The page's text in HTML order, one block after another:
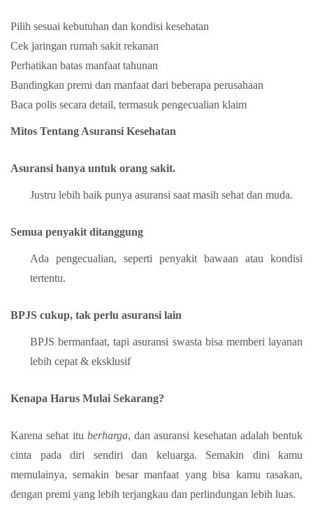
Pilih sesuai kebutuhan dan kondisi kesehatan
Cek jaringan rumah sakit rekanan
Perhatikan batas manfaat tahunan
Bandingkan premi dan manfaat dari beberapa perusahaan
Baca polis secara detail, termasuk pengecualian klaim
Mitos Tentang Asuransi Kesehatan
Asuransi hanya untuk orang sakit.
Justru lebih baik punya asuransi saat masih sehat dan muda.
Semua penyakit ditanggung
Ada pengecualian, seperti penyakit bawaan atau kondisi
tertentu.
BPJS cukup, tak perlu asuransi lain
BPJS bermanfaat, tapi asuransi swasta bisa memberi layanan
lebih cepat & eksklusif
Kenapa Harus Mulai Sekarang?
Karena sehat itu berharga, dan asuransi kesehatan adalah bentuk
cinta pada diri sendiri dan keluarga. Semakin dini kamu
memulainya, semakin besar manfaat yang bisa kamu rasakan,
dengan premi yang lebih terjangkau dan perlindungan lebih luas.